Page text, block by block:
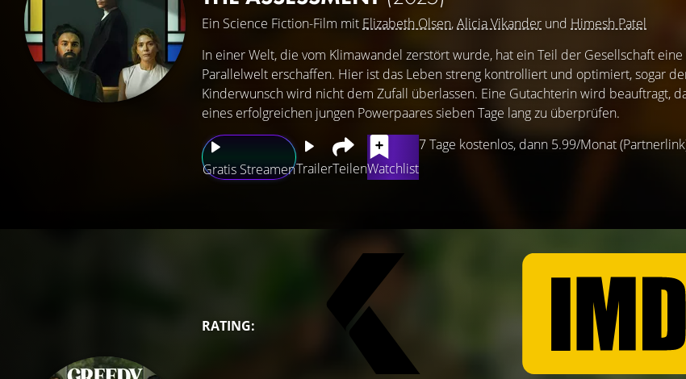
Ein Science Fiction-Film mit Elizabeth Olsen,Alicia Vikander und Himesh Patel
Gratis StreamenTrailerTeilenWatchlist
7 Tage kostenlos, dann 5.99/Monat
In einer Welt, die vom Klimawandel zerstört wurde, hat ein Teil der Gesellschaft eine
Parallelwelt erschaffen. Hier ist das Leben streng kontrolliert und optimiert, sogar
Kinderwunsch wird nicht dem Zufall überlassen. Eine Gutachterin wird beauftragt,
eines erfolgreichen jungen Powerpaares sieben Tage lang zu überprüfen.
RATING: